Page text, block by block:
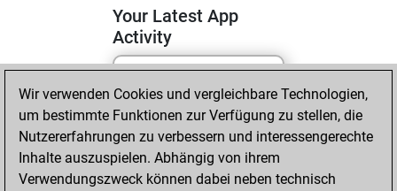
Your Latest App
Activity
Freitag, Juli 3,
2026
You totalled
783 tactics positions
Wir verwenden Cookies und vergleichbare Technologien,
um bestimmte Funktionen zur Verfügung zu stellen, die
Nutzererfahrungen zu verbessern und interessengerechte
Inhalte auszuspielen. Abhängig von ihrem
Verwendungszweck können dabei neben technisch